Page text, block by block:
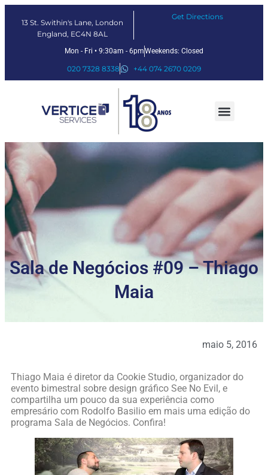
13 St. Swithin's Lane, London
England, EC4N 8AL
Get Directions
Mon - Fri • 9:30am - 6pmWeekends: Closed
020 7328 8338 +44 074 2670 0209
Sala de Negócios #09 – Thiago
Maia
maio 5, 2016
Thiago Maia é diretor da Cookie Studio, organizador do
evento bimestral sobre design gráfico See No Evil, e
compartilha um pouco da sua experiência como
empresário com Rodolfo Basilio em mais uma edição do
programa Sala de Negócios. Confira!